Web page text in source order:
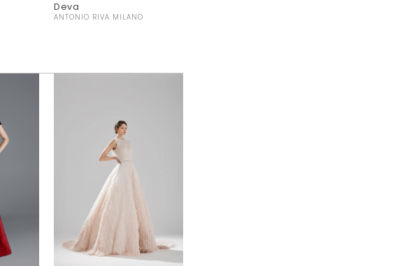
Deva
ANTONIO RIVA MILANO